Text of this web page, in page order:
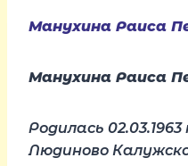
Манухина Раиса
Манухина Раиса
Родилась 02.03.1963
Людиново